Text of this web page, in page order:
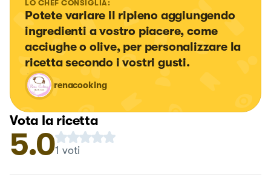
LO CHEF CONSIGLIA:
Potete variare il ripieno aggiungendo
ingredienti a vostro piacere, come
acciughe o olive, per personalizzare la
ricetta secondo i vostri gusti.
renacooking
Vota la ricetta
5.01 voti